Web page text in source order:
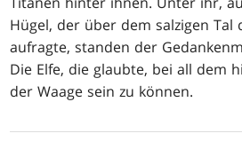
Hügel, der über dem salzigen Tal
aufragte, standen der
Die Elfe, die glaubte, bei all dem
der Waage sein zu können.